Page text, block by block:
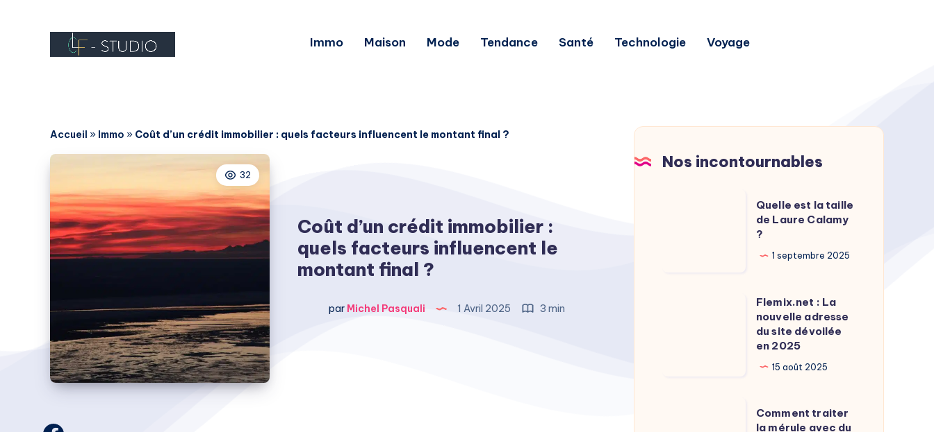
Immo Maison Mode Tendance Santé Technologie Voyage
Accueil » Immo » Coût d’un crédit immobilier : quels facteurs influencent le montant final ?
32
Coût d’un crédit immobilier :
quels facteurs influencent le
montant final ?
par Michel Pasquali 1 Avril 2025 3 min
Nos incontournables
Quelle est la taille
de Laure Calamy
?
1 septembre 2025
Flemix.net : La
nouvelle adresse
du site dévoilée
en 2025
15 août 2025
Comment traiter
la mérule avec du